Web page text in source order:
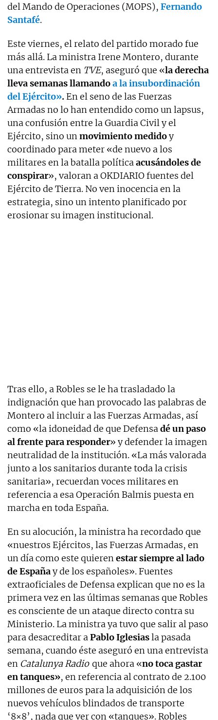
del Mando de Operaciones (MOPS), Fernando
Santafé.
Este viernes, el relato del partido morado fue
más allá. La ministra Irene Montero, durante
una entrevista en TVE, aseguró que «la derecha
lleva semanas llamandoa la insubordinación
del Ejército». En el seno de las Fuerzas
Armadas no lo han entendido como un lapsus,
una confusión entre la Guardia Civil y el
Ejército, sino unmovimiento medidoy
coordinado para meter «de nuevo a los
militares en la batalla políticaacusándoles de
conspirar», valoran a OKDIARIO fuentes del
Ejército de Tierra. No ven inocencia en la
estrategia, sino un intento planificado por
erosionar su imagen institucional.
Tras ello, a Robles se le ha trasladado la
indignación que han provocado las palabras de
Montero al incluir a las Fuerzas Armadas, así
como «la idoneidad de que Defensa dé un paso
al frente para responder» y defender la imagen
neutralidad de la institución. «La más valorada
junto a los sanitarios durante toda la crisis
sanitaria», recuerdan voces militares en
referencia a esa Operación Balmis puesta en
marcha en toda España.
En su alocución, la ministra ha recordado que
«nuestros Ejércitos, las Fuerzas Armadas, en
un día como este quieren estar siempre al lado
de Españay de los españoles». Fuentes
extraoficiales de Defensa explican que no es la
primera vez en las últimas semanas que Robles
es consciente de un ataque directo contra su
Ministerio. La ministra ya tuvo que salir al paso
para desacreditar a Pablo Iglesiasla pasada
semana, cuando éste aseguró en una entrevista
en Catalunya Radio que ahora «no toca gastar
en tanques», en referencia al contrato de 2.100
millones de euros para la adquisición de los
nuevos vehículos blindados de transporte
‘8×8’, nada que ver con «tanques». Robles